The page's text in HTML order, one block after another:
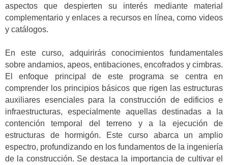
aspectos que despierten su interés mediante material
complementario y enlaces a recursos en línea, como videos
y catálogos.
En este curso, adquirirás conocimientos fundamentales
sobre andamios, apeos, entibaciones, encofrados y cimbras.
El enfoque principal de este programa se centra en
comprender los principios básicos que rigen las estructuras
auxiliares esenciales para la construcción de edificios e
infraestructuras, especialmente aquellas destinadas a la
contención temporal del terreno y a la ejecución de
estructuras de hormigón. Este curso abarca un amplio
espectro, profundizando en los fundamentos de la ingeniería
de la construcción. Se destaca la importancia de cultivar el